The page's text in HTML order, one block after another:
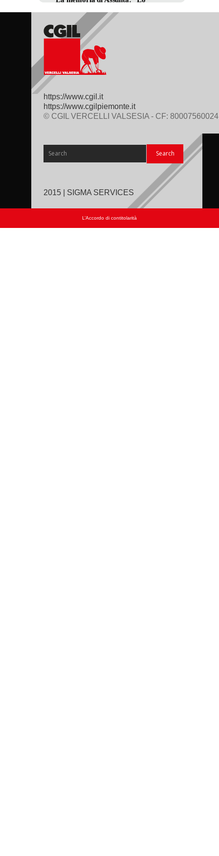
https://www.cgil.it
https://www.cgilpiemonte.it
© CGIL VERCELLI VALSESIA - CF: 80007560024
2015 | SIGMA SERVICES
L’Accordo di contitolarità